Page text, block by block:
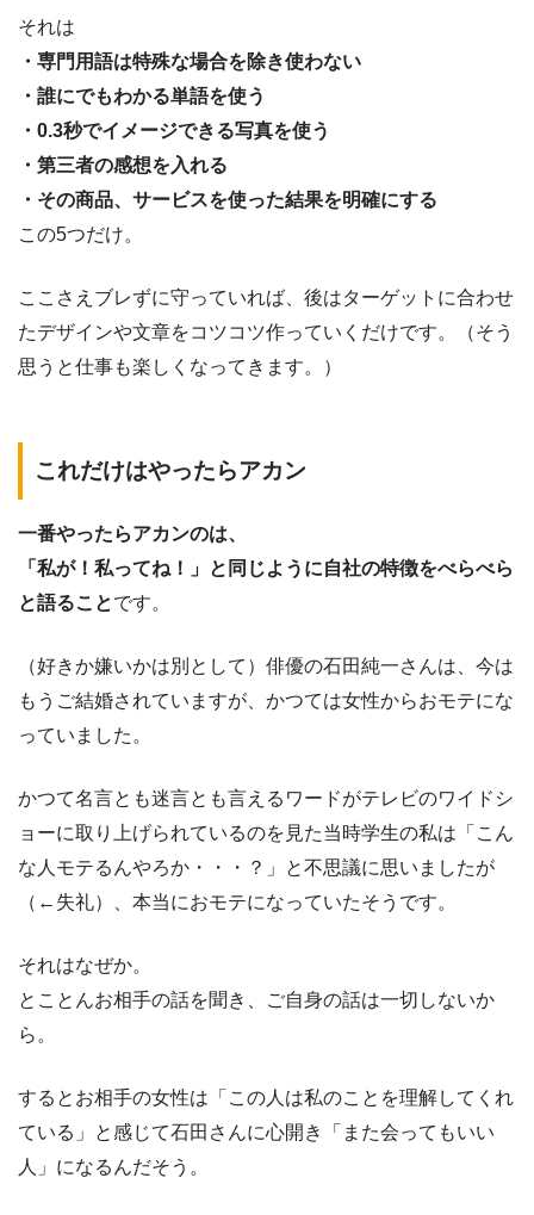
それは
・専門用語は特殊な場合を除き使わない
・誰にでもわかる単語を使う
・0.3秒でイメージできる写真を使う
・第三者の感想を入れる
・その商品、サービスを使った結果を明確にする
この5つだけ。
ここさえブレずに守っていれば、後はターゲットに合わせ
たデザインや文章をコツコツ作っていくだけです。（そう
思うと仕事も楽しくなってきます。）
これだけはやったらアカン
一番やったらアカンのは、
「私が！私ってね！」と同じように自社の特徴をべらべら
と語ることです。
（好きか嫌いかは別として）俳優の石田純一さんは、今は
もうご結婚されていますが、かつては女性からおモテにな
っていました。
かつて名言とも迷言とも言えるワードがテレビのワイドシ
ョーに取り上げられているのを見た当時学生の私は「こん
な人モテるんやろか・・・？」と不思議に思いましたが
（←失礼）、本当におモテになっていたそうです。
それはなぜか。
とことんお相手の話を聞き、ご自身の話は一切しないか
ら。
するとお相手の女性は「この人は私のことを理解してくれ
ている」と感じて石田さんに心開き「また会ってもいい
人」になるんだそう。